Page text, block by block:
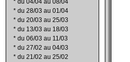
* du 04/04 au 08/04
* du 28/03 au 01/04
* du 20/03 au 25/03
* du 13/03 au 18/03
* du 06/03 au 11/03
* du 27/02 au 04/03
* du 21/02 au 25/02